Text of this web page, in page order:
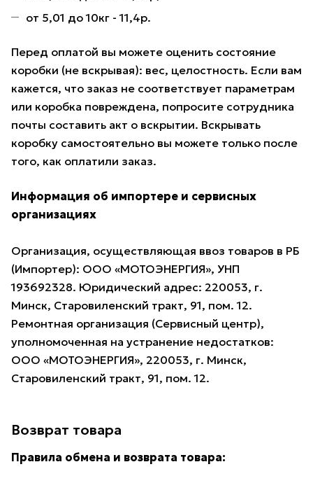
от 5,01 до 10кг - 11,4р.
Перед оплатой вы можете оценить состояние
коробки (не вскрывая): вес, целостность. Если вам
кажется, что заказ не соответствует параметрам
или коробка повреждена, попросите сотрудника
почты составить акт о вскрытии. Вскрывать
коробку самостоятельно вы можете только после
того, как оплатили заказ.
Информация об импортере и сервисных
организациях
Организация, осуществляющая ввоз товаров в РБ
(Импортер): ООО «МОТОЭНЕРГИЯ», УНП
193692328. Юридический адрес: 220053, г.
Минск, Старовиленский тракт, 91, пом. 12.
Ремонтная организация (Сервисный центр),
уполномоченная на устранение недостатков:
ООО «МОТОЭНЕРГИЯ», 220053, г. Минск,
Старовиленский тракт, 91, пом. 12.
Возврат товара
Правила обмена и возврата товара: